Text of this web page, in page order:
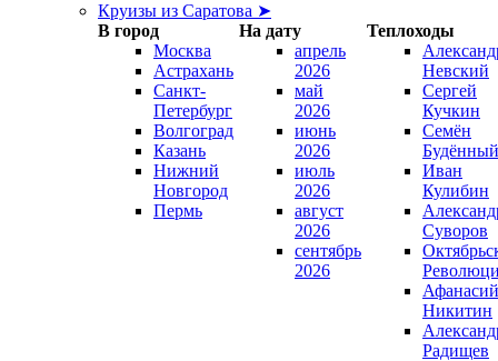
Круизы из Саратова ➤
В город
На дату
Теплоходы
Москва
Астрахань
Санкт-
Петербург
Волгоград
Казань
Нижний
Новгород
Пермь
апрель
2026
май
2026
июнь
2026
июль
2026
август
2026
сентябрь
2026
Невский
Сергей
Кучкин
Семён
Будённый
Иван
Кулибин
Суворов
Афанасий
Никитин
Радищев